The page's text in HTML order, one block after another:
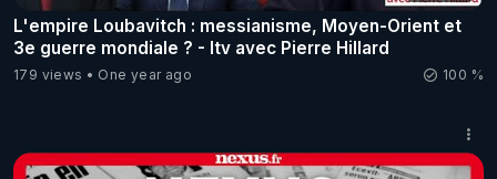
L'empire Loubavitch : messianisme, Moyen-Orient et
3e guerre mondiale ? - Itv avec Pierre Hillard
179 views One year ago 100 %